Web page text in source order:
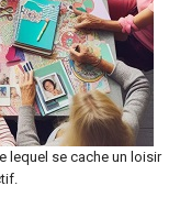
lequel se cache un loisir